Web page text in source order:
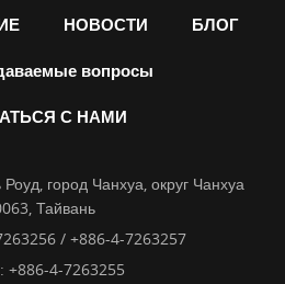
НОВОСТИ БЛОГ
вопросы
С НАМИ
город Чанхуа, округ Чанхуа
Тайвань
/ +886-4-7263257
+886-4-7263255